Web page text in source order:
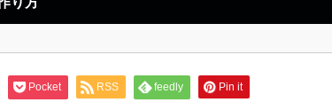
Pocket RSS feedly Pin it